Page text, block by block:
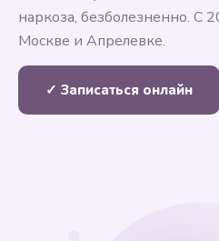
наркоза, безболезненно. С
Москве и Апрелевке.
✓ Записаться онлайн